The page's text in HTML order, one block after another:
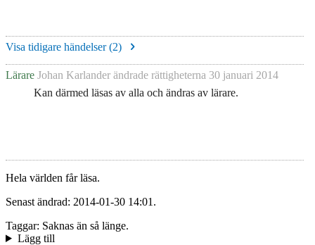
Visa tidigare händelser (2)
Lärare Johan Karlander ändrade rättigheterna 30 januari 2014
Kan därmed läsas av alla och ändras av lärare.
Hela världen får läsa.
Senast ändrad: 2014-01-30 14:01.
Taggar: Saknas än så länge.
Lägg till